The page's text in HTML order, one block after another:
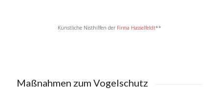
Künstliche Nisthilfen der Firma Hasselfeldt**
Maßnahmen zum Vogelschutz